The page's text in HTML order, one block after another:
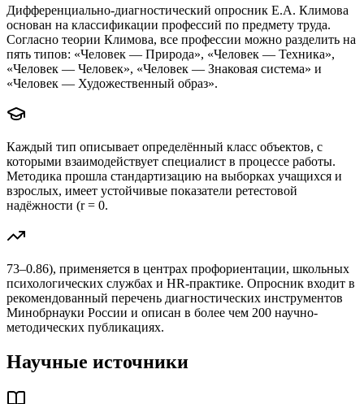
Дифференциально-диагностический опросник Е.А. Климова
основан на классификации профессий по предмету труда.
Согласно теории Климова, все профессии можно разделить на
пять типов: «Человек — Природа», «Человек — Техника»,
«Человек — Человек», «Человек — Знаковая система» и
«Человек — Художественный образ».
Каждый тип описывает определённый класс объектов, с
которыми взаимодействует специалист в процессе работы.
Методика прошла стандартизацию на выборках учащихся и
взрослых, имеет устойчивые показатели ретестовой
надёжности (r = 0.
73–0.86), применяется в центрах профориентации, школьных
психологических службах и HR-практике. Опросник входит в
рекомендованный перечень диагностических инструментов
Минобрнауки России и описан в более чем 200 научно-
методических публикациях.
Научные источники